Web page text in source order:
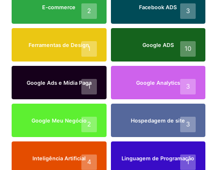
E-commerce 2 Facebook ADS 3
Ferramentas de Design1 Google ADS 10
Google Ads e Mídia Paga
1 Google Analytics 3
Google Meu Negócio 2 Hospedagem de site 3
Inteligência Artificial 4 Linguagem de Programação
1